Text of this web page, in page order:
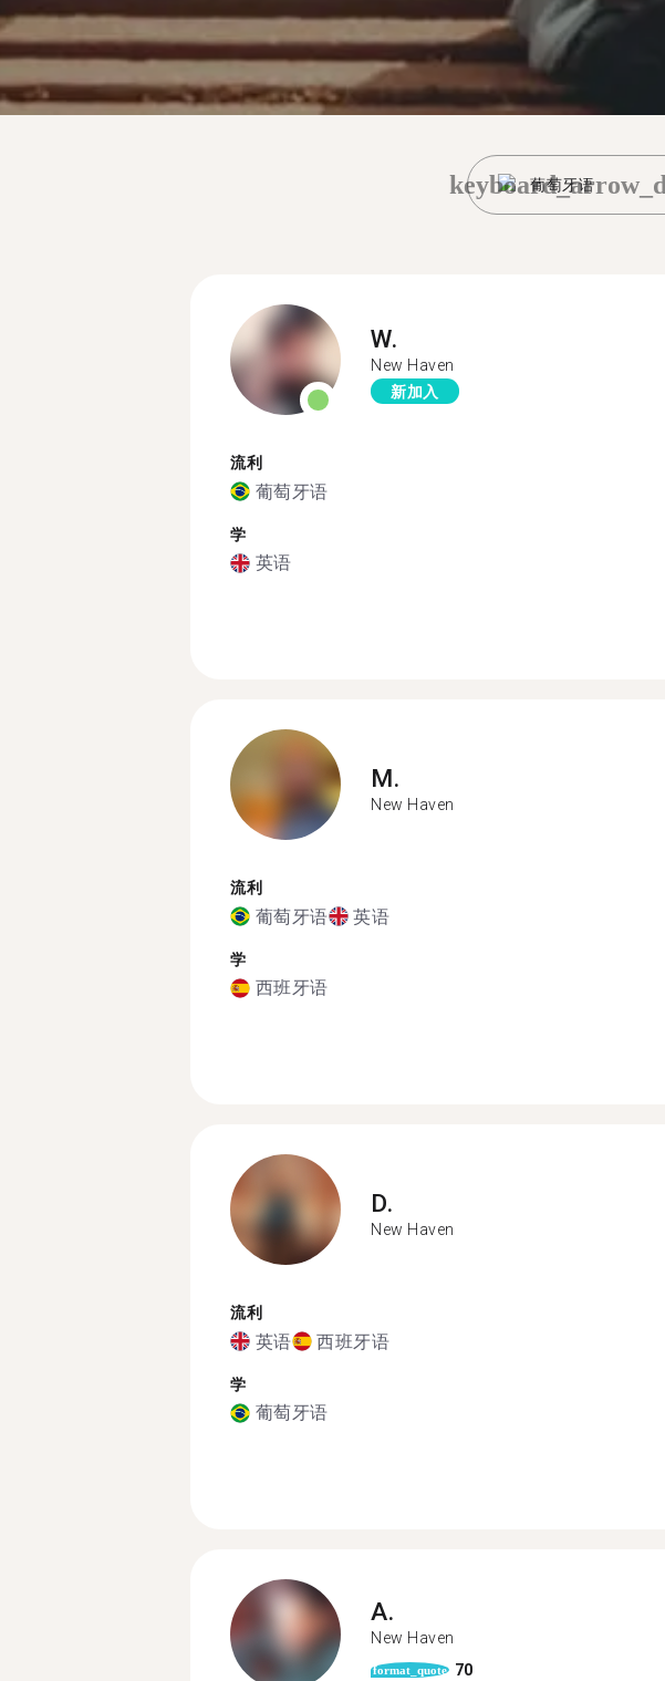
葡萄牙语
W.
New Haven
新加入
流利
葡萄牙语
学
英语
M.
New Haven
流利
葡萄牙语 英语
学
西班牙语
D.
New Haven
流利
英语 西班牙语
学
葡萄牙语
A.
New Haven
format_quote 70